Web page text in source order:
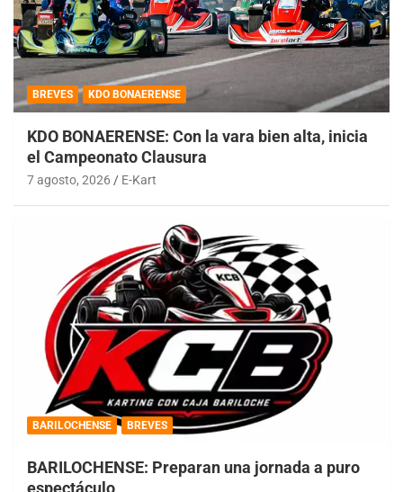
BREVES KDO BONAERENSE
KDO BONAERENSE: Con la vara bien alta, inicia
el Campeonato Clausura
7 agosto, 2026 E-Kart
BARILOCHENSE BREVES
BARILOCHENSE: Preparan una jornada a puro
espectáculo